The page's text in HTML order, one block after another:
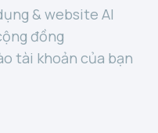
& website AI
đồng
tài khoản của bạn